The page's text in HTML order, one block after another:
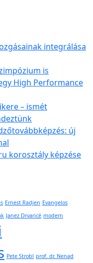
integrálása
is
High Performance
– ismét
új
korosztály képzése
Ernest Radjen Evangelos
Janez Drvaricé modern
Pete Strobl prof. dr. Nenad